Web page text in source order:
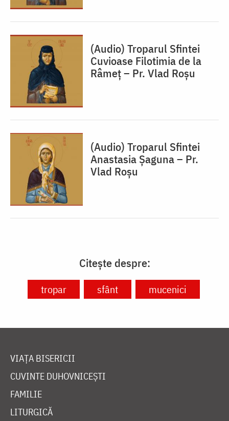
(Audio) Troparul Sfintei
Cuvioase Filotimia de la
Râmeț – Pr. Vlad Roșu
(Audio) Troparul Sfintei
Anastasia Șaguna – Pr.
Vlad Roșu
Citește despre:
tropar sfânt mucenici
VIAȚA BISERICII
CUVINTE DUHOVNICEȘTI
FAMILIE
LITURGICĂ